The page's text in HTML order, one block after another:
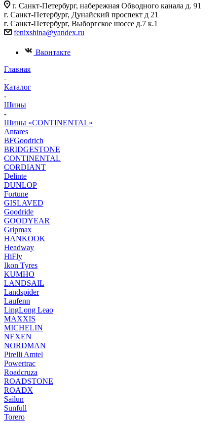
г. Санкт-Петербург, набережная Обводного канала д. 91
г. Санкт-Петербург, Дунайский проспект д 21
г. Санкт-Петербург, Выборгское шоссе д.7 к.1
fenixshina@yandex.ru
Вконтакте
Главная
-
Каталог
-
Шины
-
Шины «CONTINENTAL»
Antares
BFGoodrich
BRIDGESTONE
CONTINENTAL
CORDIANT
Delinte
DUNLOP
Fortune
GISLAVED
Goodride
GOODYEAR
Gripmax
HANKOOK
Headway
HiFly
Ikon Tyres
KUMHO
LANDSAIL
Landspider
Laufenn
LingLong Leao
MAXXIS
MICHELIN
NEXEN
NORDMAN
Pirelli Amtel
Powertrac
Roadcruza
ROADSTONE
ROADX
Sailun
Sunfull
Torero